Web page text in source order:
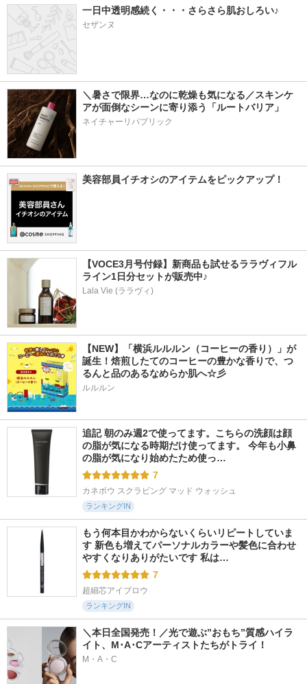
一日中透明感続く・・・さらさら肌おしろい♪
セザンヌ
＼暑さで限界…なのに乾燥も気になる／スキンケ
アが面倒なシーンに寄り添う「ルートバリア」
ネイチャーリパブリック
美容部員イチオシのアイテムをピックアップ！
【VOCE3月号付録】新商品も試せるララヴィフル
ライン1日分セットが販売中♪
Lala Vie (ララヴィ)
【NEW】「横浜ルルルン（コーヒーの香り）」が
誕生！焙煎したてのコーヒーの豊かな香りで、つ
るんと品のあるなめらか肌へ☆彡
ルルルン
追記 朝のみ週2で使ってます。こちらの洗顔は顔
の脂が気になる時期だけ使ってます。 今年も小鼻
の脂が気になり始めたため使っ…
7
カネボウ スクラビング マッド ウォッシュ
ランキングIN
もう何本目かわからないくらいリピートしていま
す 新色も増えてパーソナルカラーや髪色に合わせ
やすくなりありがたいです 私は…
7
超細芯アイブロウ
ランキングIN
＼本日全国発売！／光で遊ぶ”おもち”質感ハイラ
イト、M･A･Cアーティストたちがトライ！
M・A・C